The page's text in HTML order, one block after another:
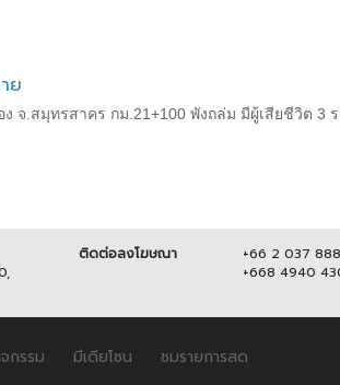
ย
จ.สมุทรสาคร กม.21+100 พังถล่ม มีผู้เสียชีวิต 3
ติดต่อลงโฆษณา
+66 2 037
+668 4940
กรรม มีเดียโซน ชมรายการสด